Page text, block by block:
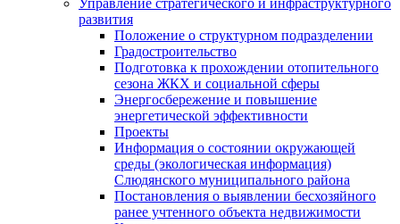
Управление стратегического и инфраструктурного
развития
Положение о структурном подразделении
Градостроительство
Подготовка к прохождении отопительного
сезона ЖКХ и социальной сферы
Энергосбережение и повышение
энергетической эффективности
Проекты
Информация о состоянии окружающей
среды (экологическая информация)
Слюдянского муниципального района
Постановления о выявлении бесхозяйного
ранее учтенного объекта недвижимости